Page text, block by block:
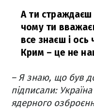
А ти страждаєш
чому ти
все знаєш і
Крим – це не
– Я знаю, що був
підписали:
ядерного